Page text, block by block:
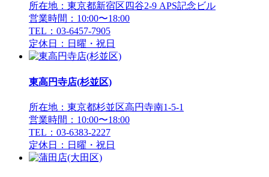
所在地：東京都新宿区四谷2-9 APS記念ビル
営業時間：10:00〜18:00
TEL：03-6457-7905
定休日：日曜・祝日
東高円寺店(杉並区)
所在地：東京都杉並区高円寺南1-5-1
営業時間：10:00〜18:00
TEL：03-6383-2227
定休日：日曜・祝日